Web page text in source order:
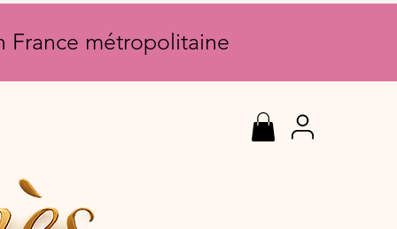
France métropolitaine